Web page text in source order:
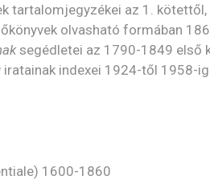
tartalomjegyzékei az 1. kötettől,
olvasható formában
segédletei az 1790-1849 első
iratainak indexei 1924-től 1958-ig
1600-1860